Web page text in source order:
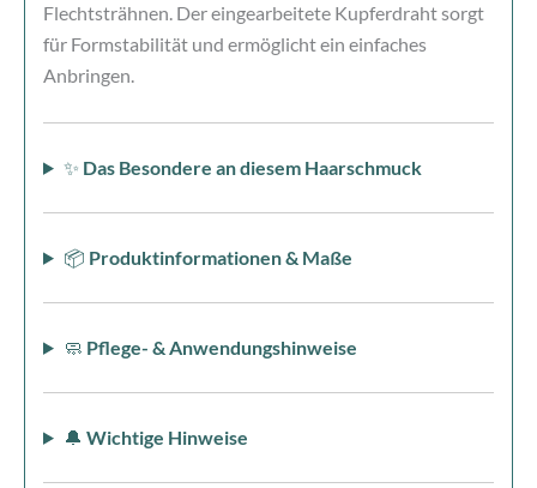
Flechtsträhnen. Der eingearbeitete Kupferdraht sorgt
für Formstabilität und ermöglicht ein einfaches
Anbringen.
✨ Das Besondere an diesem Haarschmuck
📦 Produktinformationen & Maße
🧼 Pflege- & Anwendungshinweise
🔔 Wichtige Hinweise